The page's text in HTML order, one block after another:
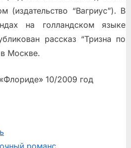
(издательство “Вагриус”). В
на голландском языке
рассказ “Тризна по
Москве.
10/2009 год
романс